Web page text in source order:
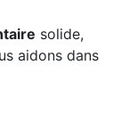
solide,
aidons dans